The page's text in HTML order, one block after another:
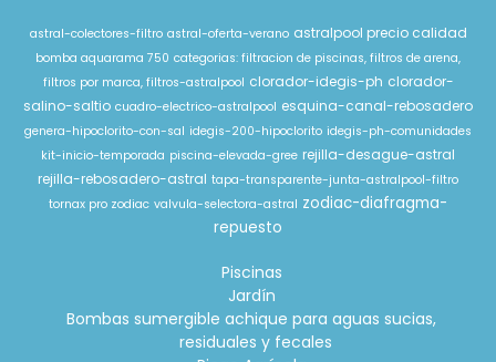
astral-colectores-filtro astral-oferta-verano astralpool precio calidad
bomba aquarama 750 categorias: filtracion de piscinas, filtros de arena,
filtros por marca, filtros-astralpool clorador-idegis-ph clorador-
salino-saltio cuadro-electrico-astralpool esquina-canal-rebosadero
genera-hipoclorito-con-sal idegis-200-hipoclorito idegis-ph-comunidades
kit-inicio-temporada piscina-elevada-gree rejilla-desague-astral
rejilla-rebosadero-astral tapa-transparente-junta-astralpool-filtro
tornax pro zodiac valvula-selectora-astral zodiac-diafragma-
repuesto
Piscinas
Jardín
Bombas sumergible achique para aguas sucias,
residuales y fecales